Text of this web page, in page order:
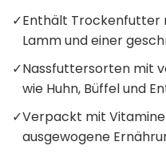
✓Enthält Trockenfutter
Lamm und einer
✓Nassfuttersorten mit
wie Huhn, Büffel und
✓Verpackt mit
ausgewogene